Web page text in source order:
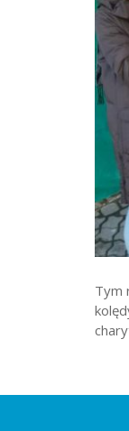
LO SMS
Strefa
Strefa ucznia
Bursa/Internat
Rekrutacja
Oferty
Zadania
Tym